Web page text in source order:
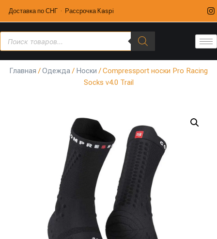
Доставка по СНГ · Рассрочка Kaspi
Главная /Одежда/ Носки / Compressport носки Pro Racing
Socks v4.0 Trail